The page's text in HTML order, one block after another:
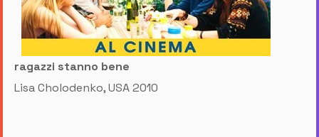
ragazzi stanno bene
Lisa Cholodenko, USA 2010